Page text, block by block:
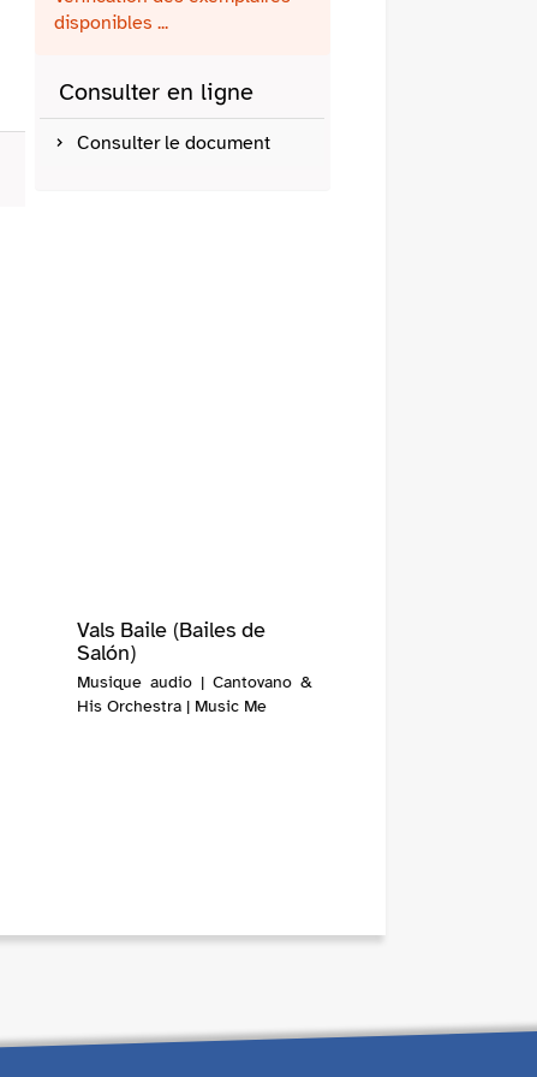
disponibles ...
Consulter en ligne
Consulter le document
Vals Baile (Bailes de
Salón)
Musique audio | Cantovano &
His Orchestra | Music Me